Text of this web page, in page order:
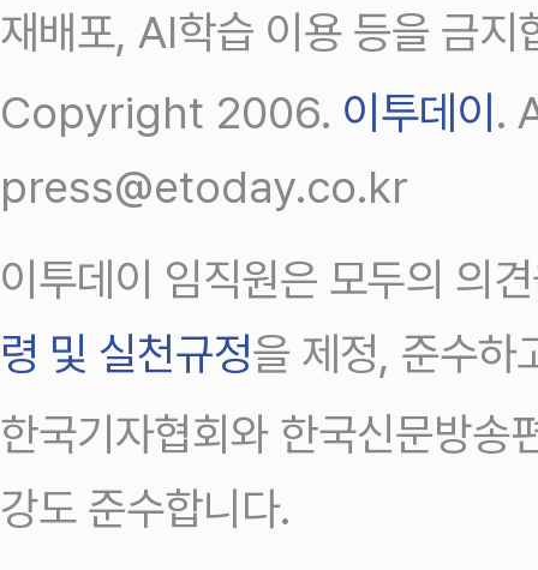
재배포, AI학습 이용 등을 금지
Copyright 2006. 이투데이 .
press@etoday.co.kr
이투데이 임직원은 모두의 의
령 및 실천규정을 제정, 준수하
한국기자협회와 한국신문방송
강도 준수합니다.